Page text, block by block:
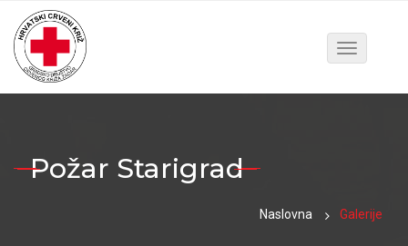
Toggle
Požar Starigrad
Naslovna Galerije